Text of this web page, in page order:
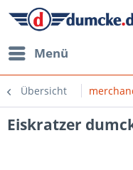
Menü
Übersicht
Eiskratzer